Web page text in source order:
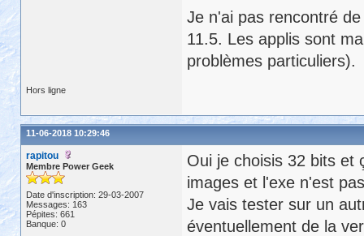
Je n'ai pas rencontré
11.5. Les applis sont
problèmes particuliers).
Hors ligne
11-06-2018 10:29:46
rapitou
Membre Power Geek
Date d'inscription: 29-03-2007
Messages: 163
Pépites: 661
Banque: 0
Oui je choisis 32 bits et
images et l'exe n'est
Je vais tester sur un
éventuellement de la